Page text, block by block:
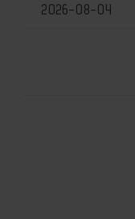
2026-08-04